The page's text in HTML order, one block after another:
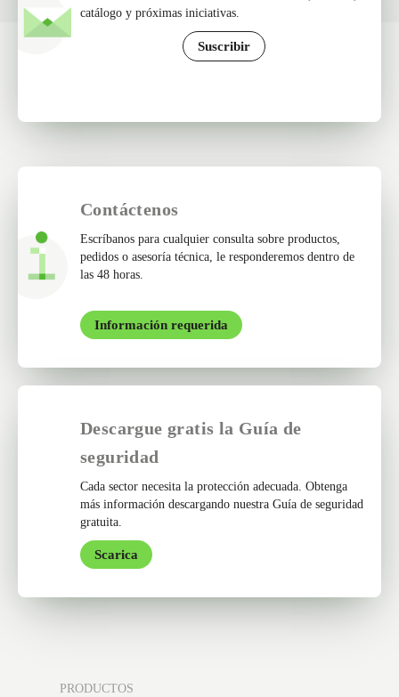
catálogo y próximas iniciativas.
Suscribir
Contáctenos
Escríbanos para cualquier consulta sobre productos,
pedidos o asesoría técnica, le responderemos dentro de
las 48 horas.
Información requerida
Descargue gratis la Guía de
seguridad
Cada sector necesita la protección adecuada. Obtenga
más información descargando nuestra Guía de seguridad
gratuita.
Scarica
PRODUCTOS